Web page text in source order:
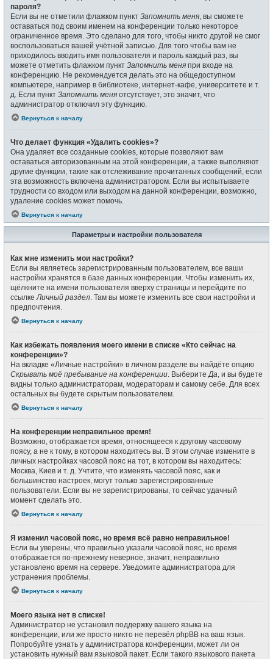
пароля?
Если вы не отметили флажком пункт Запомнить меня , вы сможете
оставаться под своим именем на конференции только некоторое
ограниченное время. Это сделано для того, чтобы никто другой не смог
воспользоваться вашей учётной записью. Для того чтобы вам не
приходилось вводить имя пользователя и пароль каждый раз, вы
можете отметить флажком пункт Запомнить меня при входе на
конференцию. Не рекомендуется делать это на общедоступном
компьютере, например в библиотеке, интернет-кафе, университете и т.
д. Если пункт Запомнить меня отсутствует, это значит, что
администратор отключил эту функцию.
Вернуться к началу
Что делает функция «Удалить cookies»?
Она удаляет все созданные cookies, которые позволяют вам
оставаться авторизованным на этой конференции, а также выполняют
другие функции, такие как отслеживание прочитанных сообщений, если
эта возможность включена администратором. Если вы испытываете
трудности со входом или выходом на данной конференции, возможно,
удаление cookies может помочь.
Вернуться к началу
Параметры и настройки пользователя
Как мне изменить мои настройки?
Если вы являетесь зарегистрированным пользователем, все ваши
настройки хранятся в базе данных конференции. Чтобы изменить их,
щёлкните на имени пользователя вверху страницы и перейдите по
ссылкеЛичный раздел. Там вы можете изменить все свои настройки и
предпочтения.
Вернуться к началу
Как избежать появления моего имени в списке «Кто сейчас на
конференции»?
На вкладке «Личные настройки» в личном разделе вы найдёте опцию
Скрывать моё пребывание на конференции. ВыберитеДа, и вы будете
видны только администраторам, модераторам и самому себе. Для всех
остальных вы будете скрытым пользователем.
Вернуться к началу
На конференции неправильное время!
Возможно, отображается время, относящееся к другому часовому
поясу, а не к тому, в котором находитесь вы. В этом случае измените в
личных настройках часовой пояс на тот, в котором вы находитесь:
Москва, Киев и т. д. Учтите, что изменять часовой пояс, как и
большинство настроек, могут только зарегистрированные
пользователи. Если вы не зарегистрированы, то сейчас удачный
момент сделать это.
Вернуться к началу
Я изменил часовой пояс, но время всё равно неправильное!
Если вы уверены, что правильно указали часовой пояс, но время
отображается по-прежнему неверное, значит, неправильно
установлено время на сервере. Уведомите администратора для
устранения проблемы.
Вернуться к началу
Моего языка нет в списке!
Администратор не установил поддержку вашего языка на
конференции, или же просто никто не перевёл phpBB на ваш язык.
Попробуйте узнать у администратора конференции, может ли он
установить нужный вам языковой пакет. Если такого языкового пакета